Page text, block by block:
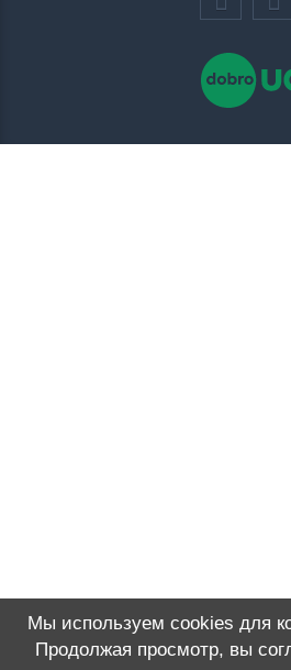
Мы используем cookies для
Продолжая просмотр, вы